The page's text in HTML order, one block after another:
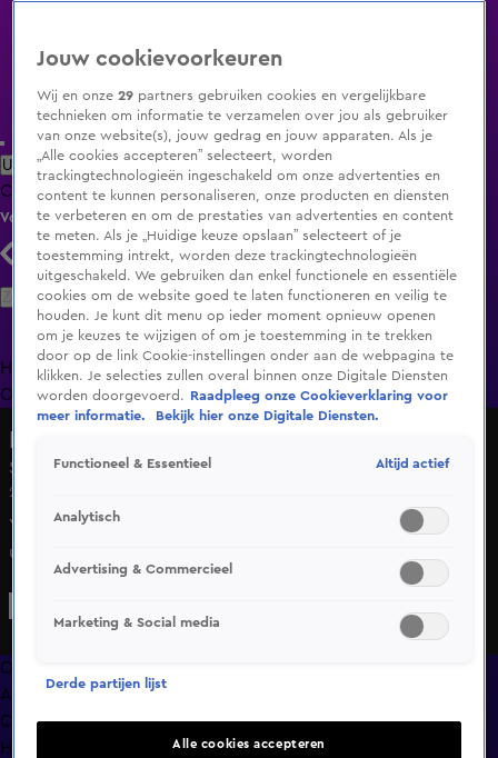
Uitzending Gemist Populaire programma's Zenders Genres
ClipsFilmsRadioSmart TV inlogShop
Volg KIJK
Zoeken
HomeUitzending Gemist Programma's De Bondgenoten
OranjezomerLivestreamsShop
Seizoen 7, aflevering 94
23 jan 2025, 18:52
Yannick lijkt Shirley wel te zien zitten, tot zij zich
uitspreekt. Dus nu komt Richard in onze liefdesvijver
vissen, letterlijk en figuurlijk. En heeft hij meteen beet bij
Overzicht
Afleveringen
Clips
Hoe is het nu met?
Jouw cookievoorkeuren
Wij en onze29 partners gebruiken cookies en vergelijkbare
technieken om informatie te verzamelen over jou als gebruiker
van onze website(s), jouw gedrag en jouw apparaten. Als je
„Alle cookies accepteren” selecteert, worden
trackingtechnologieën ingeschakeld om onze advertenties en
content te kunnen personaliseren, onze producten en diensten
te verbeteren en om de prestaties van advertenties en content
te meten. Als je „Huidige keuze opslaan” selecteert of je
toestemming intrekt, worden deze trackingtechnologieën
uitgeschakeld. We gebruiken dan enkel functionele en essentiële
cookies om de website goed te laten functioneren en veilig te
houden. Je kunt dit menu op ieder moment opnieuw openen
om je keuzes te wijzigen of om je toestemming in te trekken
door op de link Cookie-instellingen onder aan de webpagina te
klikken. Je selecties zullen overal binnen onze Digitale Diensten
worden doorgevoerd.
Raadpleeg onze Cookieverklaring voor
meer informatie.
Bekijk hier onze Digitale Diensten.
Functioneel & Essentieel Altijd actief
Analytisch
Advertising & Commercieel
Marketing & Social media
Derde partijen lijst
Alle cookies accepteren